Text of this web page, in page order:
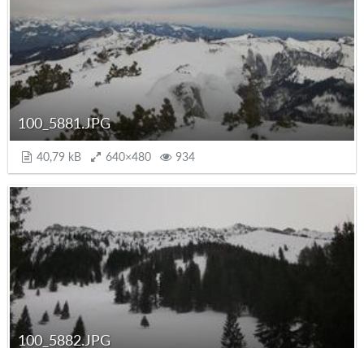
100_5881.JPG
40,79 kB 640×480 934
100_5882.JPG